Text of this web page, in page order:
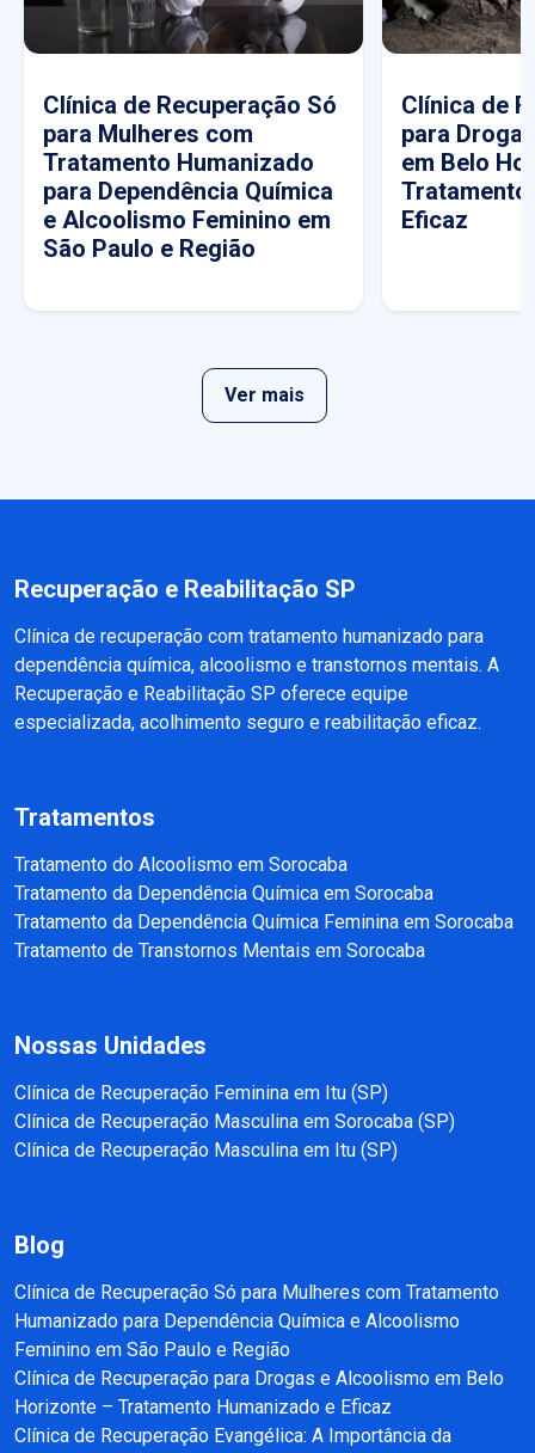
Clínica de Recuperação Só
para Mulheres com
Tratamento Humanizado
para Dependência Química
e Alcoolismo Feminino em
São Paulo e Região
Clínica de
para
em Belo
Tratamento
Eficaz
Ver mais
Recuperação e Reabilitação SP
Clínica de recuperação com tratamento humanizado para
dependência química, alcoolismo e transtornos mentais. A
Recuperação e Reabilitação SP oferece equipe
especializada, acolhimento seguro e reabilitação eficaz.
Tratamentos
Tratamento do Alcoolismo em Sorocaba
Tratamento da Dependência Química em Sorocaba
Tratamento da Dependência Química Feminina em Sorocaba
Tratamento de Transtornos Mentais em Sorocaba
Nossas Unidades
Clínica de Recuperação Feminina em Itu (SP)
Clínica de Recuperação Masculina em Sorocaba (SP)
Clínica de Recuperação Masculina em Itu (SP)
Blog
Clínica de Recuperação Só para Mulheres com Tratamento
Humanizado para Dependência Química e Alcoolismo
Feminino em São Paulo e Região
Clínica de Recuperação para Drogas e Alcoolismo em Belo
Horizonte – Tratamento Humanizado e Eficaz
Clínica de Recuperação Evangélica: A Importância da